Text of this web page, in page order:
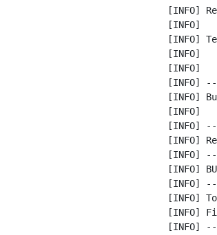
[INFO]
[INFO]
[INFO]
[INFO]
[INFO]
[INFO]
[INFO]
[INFO]
[INFO]
[INFO]
[INFO]
[INFO]
[INFO]